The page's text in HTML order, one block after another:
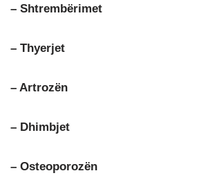
– Shtrembërimet
– Thyerjet
– Artrozën
– Dhimbjet
– Osteoporozën